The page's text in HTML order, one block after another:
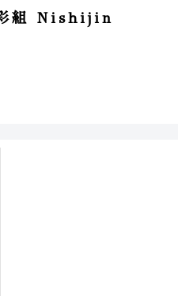
組 Nishijin